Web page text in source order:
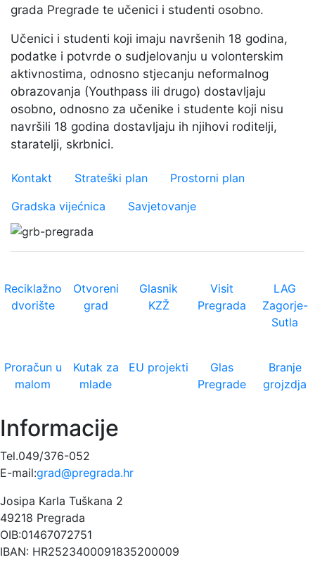
grada Pregrade te učenici i studenti osobno.
Učenici i studenti koji imaju navršenih 18 godina,
podatke i potvrde o sudjelovanju u volonterskim
aktivnostima, odnosno stjecanju neformalnog
obrazovanja (Youthpass ili drugo) dostavljaju
osobno, odnosno za učenike i studente koji nisu
navršili 18 godina dostavljaju ih njihovi roditelji,
staratelji, skrbnici.
Važniji linkovi
Kontakt Strateški plan
Prostorni plan
Gradska vijećnica
Savjetovanje
Reciklažno
dvorište
Otvoreni
grad
Glasnik
KZŽ
Visit
Pregrada
LAG
Zagorje-
Sutla
Proračun u
malom
Kutak za
mlade
EU projekti
Glas
Pregrade
Branje
grojzdja
Informacije
Tel.049/376-052
E-mail:grad@pregrada.hr
Josipa Karla Tuškana 2
49218 Pregrada
OIB:01467072751
IBAN: HR2523400091835200009